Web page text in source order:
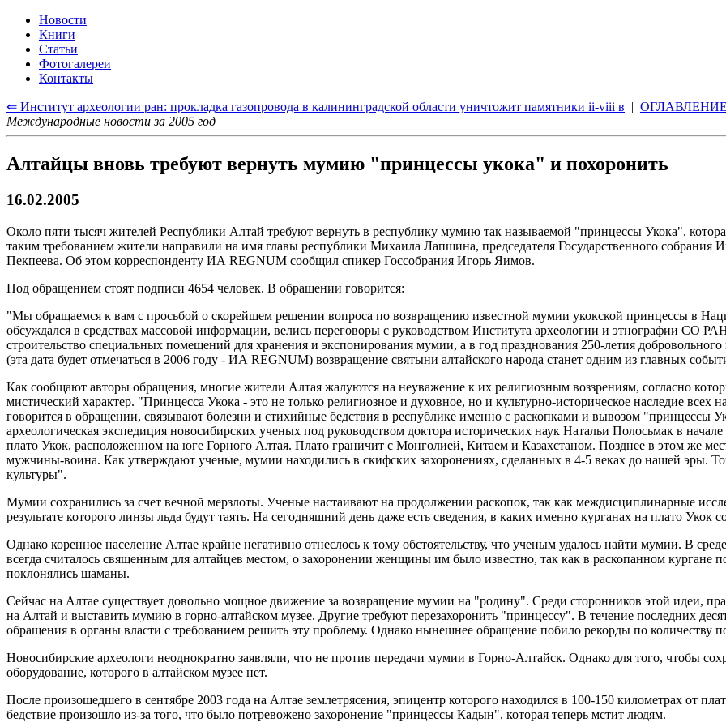
Новости
Книги
Статьи
Фотогалереи
Контакты
⇐ Институт археологии ран: прокладка газопровода в калининградской области уничтожит памятники ii-viii в | ОГЛАВЛЕНИЕ
Международные новости за 2005 год
Алтайцы вновь требуют вернуть мумию "принцессы укока" и похоронить
16.02.2005
Около пяти тысяч жителей Республики Алтай требуют вернуть в республику мумию так называемой "принцессы Укока",
таким требованием жители направили на имя главы республики Михаила Лапшина, председателя Государственного собрания
Пекпеева. Об этом корреспонденту ИА REGNUM сообщил спикер Госсобрания Игорь Яимов.
Под обращением стоят подписи 4654 человек. В обращении говорится:
"Мы обращаемся к вам с просьбой о скорейшем решении вопроса по возвращению известной мумии укокской принцессы в
обсуждался в средствах массовой информации, велись переговоры с руководством Института археологии и этнографии СО
строительство специальных помещений для хранения и экспонирования мумии, а в год празднования 250-летия добровольного
(эта дата будет отмечаться в 2006 году - ИА REGNUM) возвращение святыни алтайского народа станет одним из главных
Как сообщают авторы обращения, многие жители Алтая жалуются на неуважение к их религиозным воззрениям, согласно
мистический характер. "Принцесса Укока - это не только религиозное и духовное, но и культурно-историческое наследие
говорится в обращении, связывают болезни и стихийные бедствия в республике именно с раскопками и вывозом
археологическая экспедиция новосибирских ученых под руководством доктора исторических наук Натальи Полосьмак в
плато Укок, расположенном на юге Горного Алтая. Плато граничит с Монголией, Китаем и Казахстаном. Позднее в этом же
мужчины-воина. Как утверждают ученые, мумии находились в скифских захоронениях, сделанных в 4-5 веках до нашей эры.
культуры".
Мумии сохранились за счет вечной мерзлоты. Ученые настаивают на продолжении раскопок, так как междисциплинарные
результате которого линзы льда будут таять. На сегодняшний день даже есть сведения, в каких именно курганах на плато Укок
Однако коренное население Алтае крайне негативно отнеслось к тому обстоятельству, что ученым удалось найти мумии. В
всегда считалось священным для алтайцев местом, о захоронении женщины им было известно, так как в раскопанном кургане
поклонялись шаманы.
Сейчас на Алтае существует довольно мощное движение за возвращение мумии на "родину". Среди сторонников этой идеи,
на Алтай и выставить мумию в горно-алтайском музее. Другие требуют перезахоронить "принцессу". В течение последних
обращения в органы власти с требованием решить эту проблему. Однако нынешнее обращение побило рекорды по количеству
Новосибирские археологи неоднократно заявляли, что не против передачи мумии в Горно-Алтайск. Однако для того, чтобы
оборудование, которого в алтайском музее нет.
После произошедшего в сентябре 2003 года на Алтае землетрясения, эпицентр которого находился в 100-150 километрах от
бедствие произошло из-за того, что было потревожено захоронение "принцессы Кадын", которая теперь мстит людям.